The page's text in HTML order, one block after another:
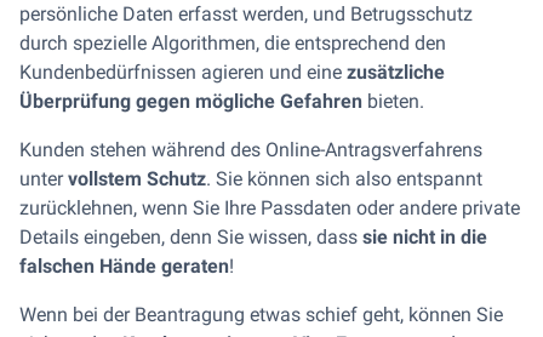
persönliche Daten erfasst werden, und Betrugsschutz
durch spezielle Algorithmen, die entsprechend den
Kundenbedürfnissen agieren und eine zusätzliche
Überprüfung gegen mögliche Gefahren bieten.
Kunden stehen während des Online-Antragsverfahrens
untervollstem Schutz. Sie können sich also entspannt
zurücklehnen, wenn Sie Ihre Passdaten oder andere private
Details eingeben, denn Sie wissen, dass sie nicht in die
falschen Hände geraten!
Wenn bei der Beantragung etwas schief geht, können Sie